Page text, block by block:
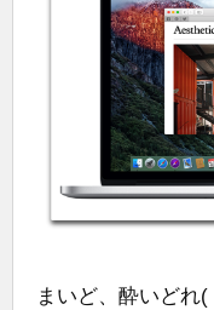
まいど、酔いどれ(